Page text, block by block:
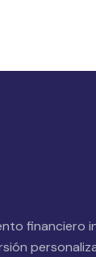
financiero